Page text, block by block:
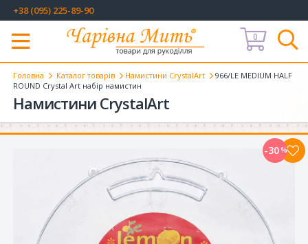
+38 (095) 225-89-90
Меню
0
Головна Каталог товарів Намистини CrystalArt
966/LE MEDIUM HALF
ROUND Crystal Art набір намистин
Намистини CrystalArt
-30%